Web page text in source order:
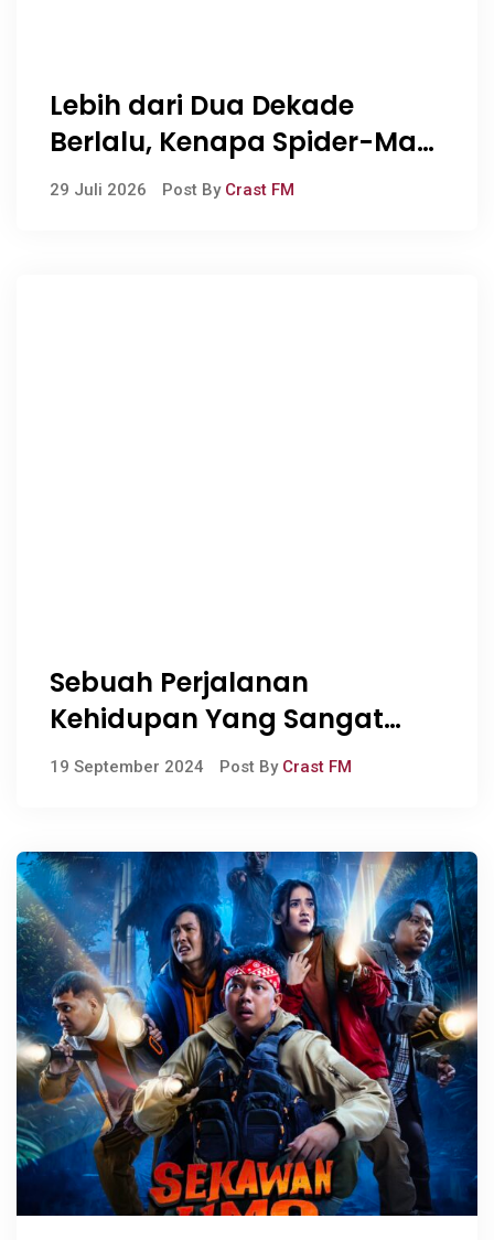
Lebih dari Dua Dekade
Berlalu, Kenapa Spider-Man
Masih Begitu Populer? Simak
29 Juli 2026 Post By Crast FM
Sebuah Perjalanan
Kehidupan Yang Sangat
Menginspirasi, Film Laura
19 September 2024 Post By Crast FM